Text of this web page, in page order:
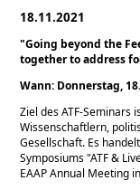
18.11.2021
Going beyond the
together to address
Wann: Donnerstag,
Ziel des ATF-Seminars
Wissenschaftlern,
Gesellschaft. Es
Symposiums ATF &
EAAP Annual Meeting